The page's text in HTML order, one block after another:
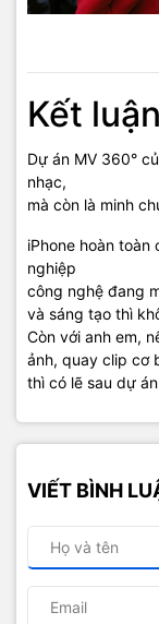
Kết luận
Dự án MV 360°
nhạc,
mà còn là minh
iPhone hoàn
nghiệp
công nghệ đang
và sáng tạo thì
Còn với anh em,
ảnh, quay clip cơ
thì có lẽ sau dự
VIẾT BÌNH